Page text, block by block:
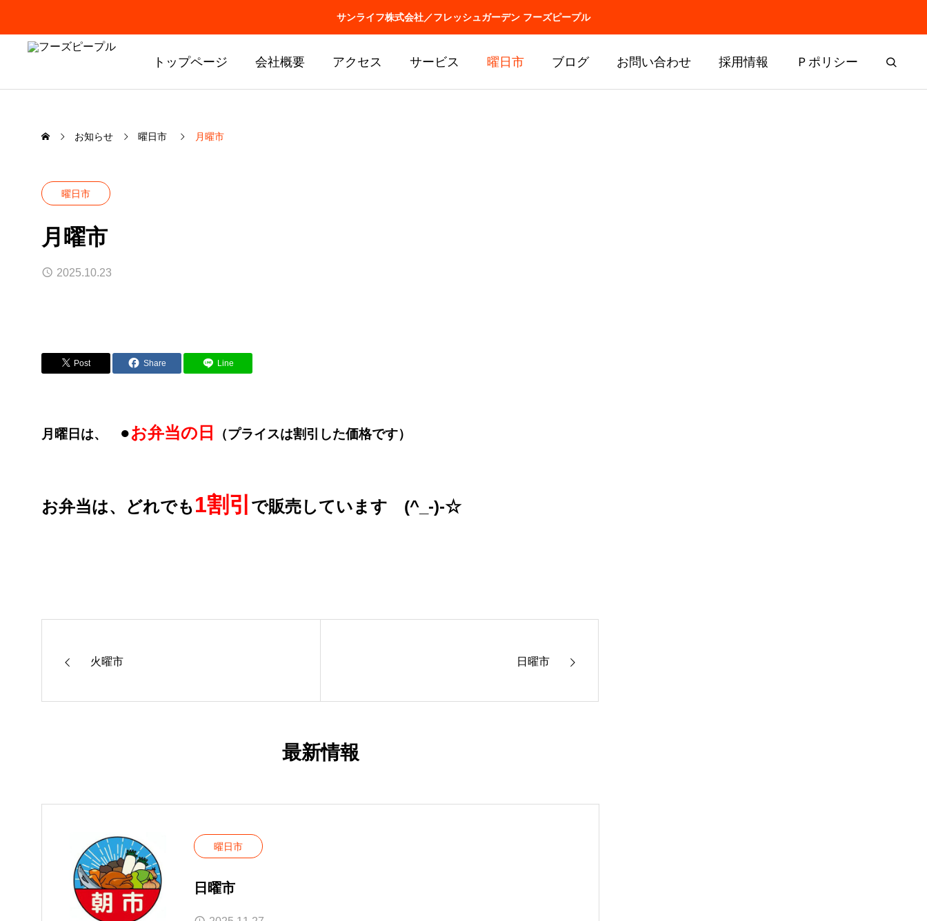
サンライフ株式会社／フレッシュガーデン フーズピープル
トップページ 会社概要 アクセス サービス 曜日市 ブログ お問い合わせ 採用情報 Ｐポリシー
お知らせ 曜日市 月曜市
曜日市
月曜市
2025.10.23
Post Share Line
月曜日は、 ●お弁当の日 （プライスは割引した価格です）
お弁当は、どれでも1割引 で販売しています (^_-)-☆
火曜市 日曜市
最新情報
曜日市
日曜市